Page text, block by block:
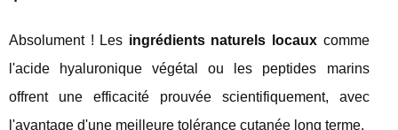
Absolument ! Les ingrédients naturels locaux comme
l'acide hyaluronique végétal ou les peptides marins
offrent une efficacité prouvée scientifiquement, avec
l'avantage d'une meilleure tolérance cutanée long terme.